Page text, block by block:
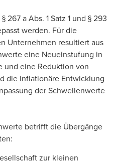
267 a Abs. 1 Satz 1 und § 293
werden. Für die
Unternehmen resultiert aus
eine Neueinstufung in
und eine Reduktion von
die inflationäre Entwicklung
der Schwellenwerte
betrifft die Übergänge
zur kleinen